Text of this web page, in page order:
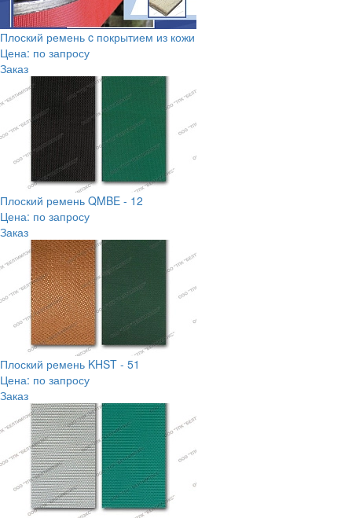
Плоский ремень c покрытием из кожи
Цена: по запросу
Заказ
Плоский ремень QMBE - 12
Цена: по запросу
Заказ
Плоский ремень KHST - 51
Цена: по запросу
Заказ